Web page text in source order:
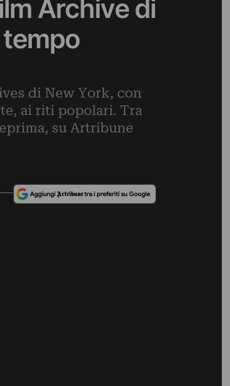
Archive di
di New York, con
ai riti popolari. Tra
su Artribune